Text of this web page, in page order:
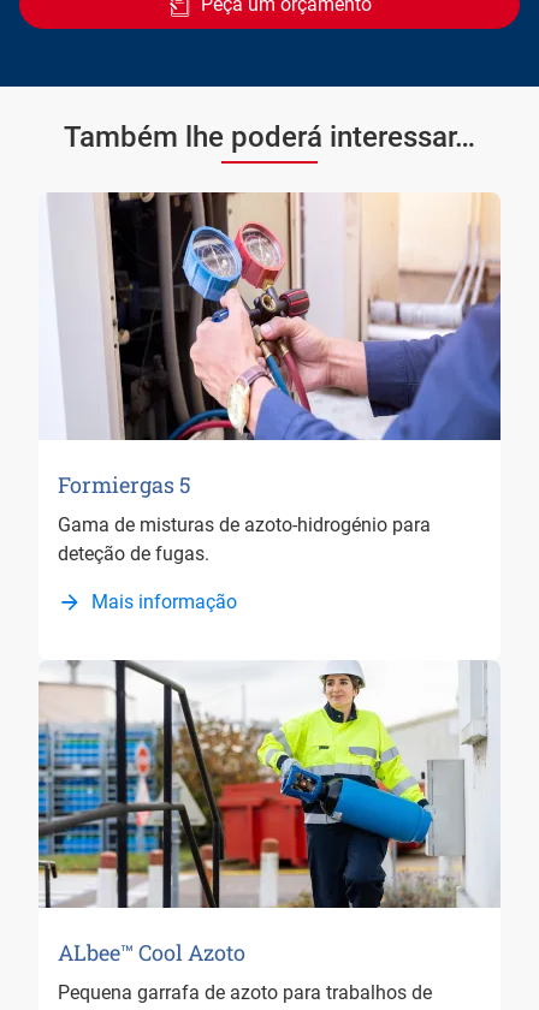
Também lhe poderá interessar…
Formiergas 5
Gama de misturas de azoto-hidrogénio para
deteção de fugas.
Mais informação
ALbee™ Cool Azoto
Pequena garrafa de azoto para trabalhos de